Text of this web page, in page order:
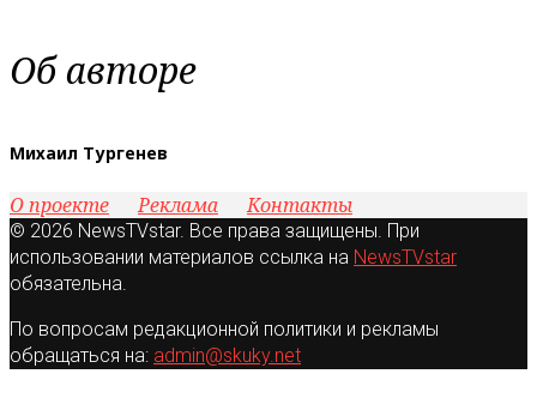
Об авторе
Михаил Тургенев
О проекте Реклама Контакты
© 2026 NewsTVstar. Все права защищены. При
использовании материалов ссылка на NewsTVstar
обязательна.
По вопросам редакционной политики и рекламы
обращаться на: admin@skuky.net